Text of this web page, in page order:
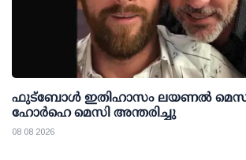
ഫുട്ബോൾ ഇതിഹാസം ലയണൽ
ഹോർഹെ മെസി അന്തരിച്ചു
08 08 2026